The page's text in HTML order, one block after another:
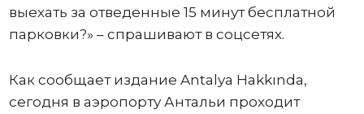
выехать за отведенные 15 минут бесплатной
парковки?» – спрашивают в соцсетях.
Как сообщает издание Antalya Hakkında,
сегодня в аэропорту Антальи проходит